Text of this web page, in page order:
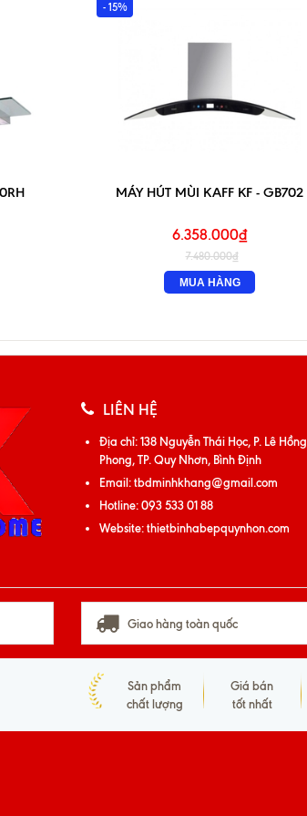
- 15%
MÁY HÚT MÙI KAFF KF - GB702
6.358.000₫
7.480.000₫
MUA HÀNG
LIÊN HỆ
Địa chỉ:138 Nguyễn Thái Học, P. Lê Hồng
Phong, TP. Quy Nhơn, Bình Định
Email:tbdminhkhang@gmail.com
Hotline:093 533 01 88
Website:thietbinhabepquynhon.com
Giao hàng toàn quốc
Sản phẩm
chất lượng
Giá bán
tốt nhất